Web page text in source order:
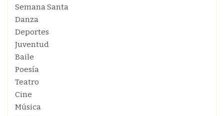
Semana Santa
Danza
Deportes
Juventud
Baile
Poesía
Teatro
Cine
Música